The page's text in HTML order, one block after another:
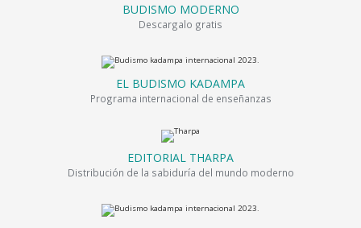
BUDISMO MODERNO
Descargalo gratis
EL BUDISMO KADAMPA
Programa internacional de enseñanzas
EDITORIAL THARPA
Distribución de la sabiduría del mundo moderno